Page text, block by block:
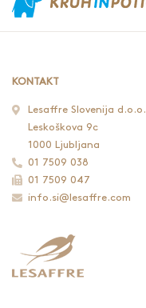
KONTAKT
Lesaffre Slovenija d.o.o.
Leskoškova 9c
1000 Ljubljana
01 7509 038
01 7509 047
info.si@lesaffre.com